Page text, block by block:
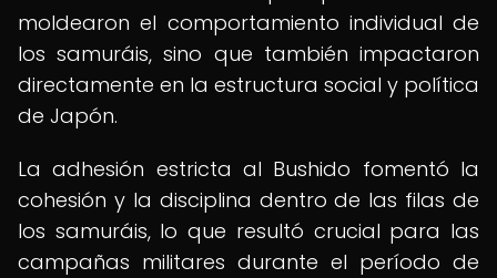
moldearon el comportamiento individual de
los samuráis, sino que también impactaron
directamente en la estructura social y política
de Japón.
La adhesión estricta al Bushido fomentó la
cohesión y la disciplina dentro de las filas de
los samuráis, lo que resultó crucial para las
campañas militares durante el período de